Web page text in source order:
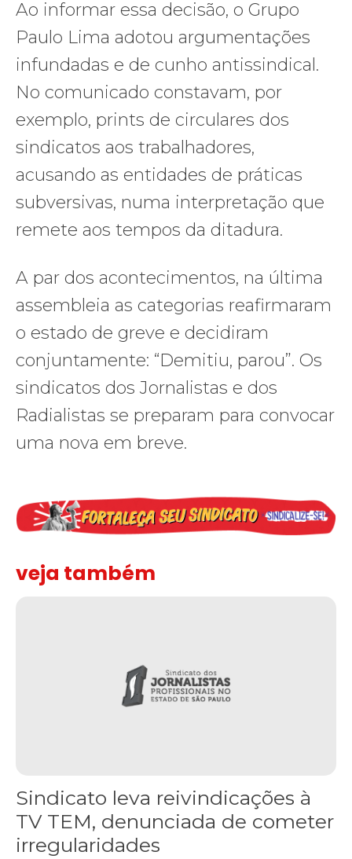
Ao informar essa decisão, o Grupo
Paulo Lima adotou argumentações
infundadas e de cunho antissindical.
No comunicado constavam, por
exemplo, prints de circulares dos
sindicatos aos trabalhadores,
acusando as entidades de práticas
subversivas, numa interpretação que
remete aos tempos da ditadura.
A par dos acontecimentos, na última
assembleia as categorias reafirmaram
o estado de greve e decidiram
conjuntamente: “Demitiu, parou”. Os
sindicatos dos Jornalistas e dos
Radialistas se preparam para convocar
uma nova em breve.
veja também
Sindicato leva reivindicações à
TV TEM, denunciada de cometer
irregularidades